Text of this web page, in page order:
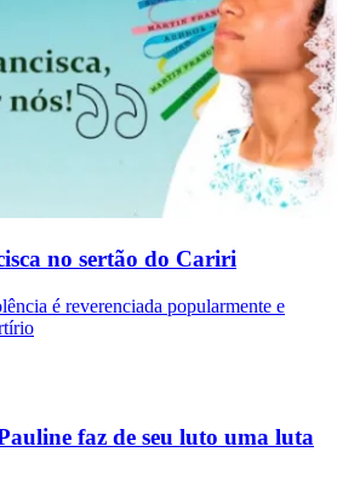
no sertão do Cariri
é reverenciada popularmente e
faz de seu luto uma luta